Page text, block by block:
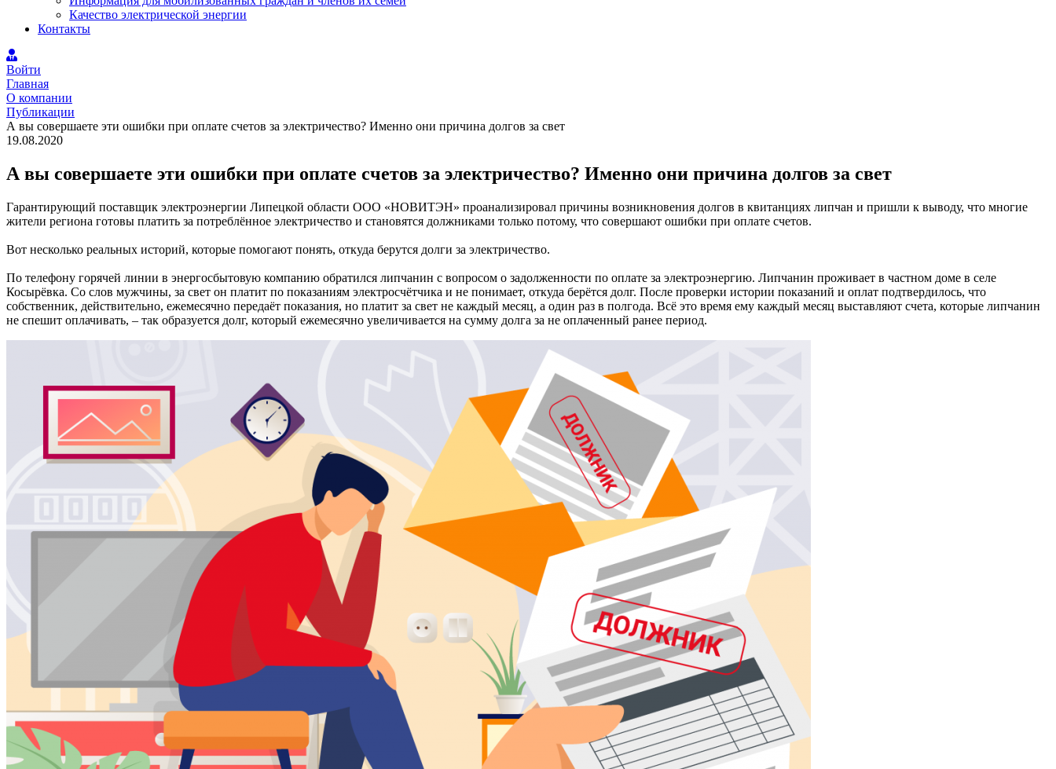
Качество электрической энергии
Контакты
Войти
Главная
О компании
Публикации
А вы совершаете эти ошибки при оплате счетов за электричество? Именно они причина долгов за свет
19.08.2020
А вы совершаете эти ошибки при оплате счетов за электричество? Именно они причина долгов за свет
Гарантирующий поставщик электроэнергии Липецкой области ООО «НОВИТЭН» проанализировал причины возникновения долгов в квитанциях липчан и пришли к выводу, что многие
жители региона готовы платить за потреблённое электричество и становятся должниками только потому, что совершают ошибки при оплате счетов.
Вот несколько реальных историй, которые помогают понять, откуда берутся долги за электричество.
По телефону горячей линии в энергосбытовую компанию обратился липчанин с вопросом о задолженности по оплате за электроэнергию. Липчанин проживает в частном доме в селе
Косырёвка. Со слов мужчины, за свет он платит по показаниям электросчётчика и не понимает, откуда берётся долг. После проверки истории показаний и оплат подтвердилось, что
собственник, действительно, ежемесячно передаёт показания, но платит за свет не каждый месяц, а один раз в полгода. Всё это время ему каждый месяц выставляют счета, которые липчанин
не спешит оплачивать, – так образуется долг, который ежемесячно увеличивается на сумму долга за не оплаченный ранее период.